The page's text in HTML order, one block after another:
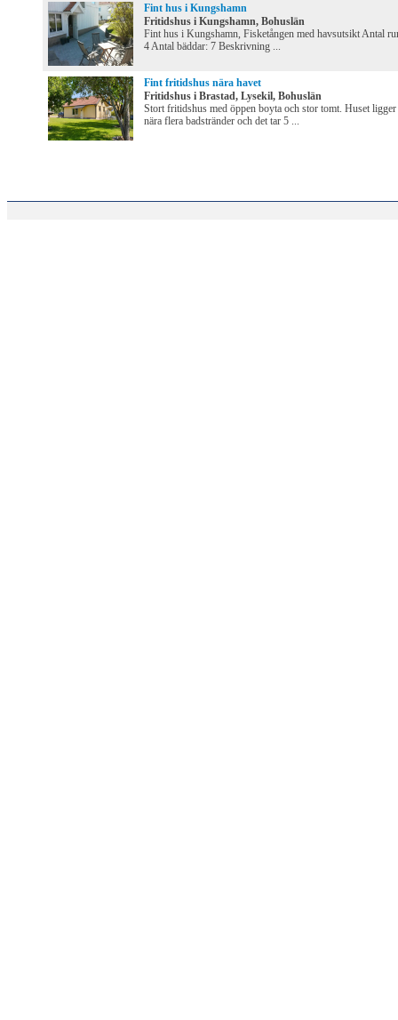
Fint hus i Kungshamn
Fritidshus i Kungshamn, Bohuslän
Fint hus i Kungshamn, Fisketången med havsutsikt Antal
4 Antal bäddar: 7 Beskrivning ...
Fint fritidshus nära havet
Fritidshus i Brastad, Lysekil, Bohuslän
Stort fritidshus med öppen boyta och stor tomt. Huset ligger
nära flera badstränder och det tar 5 ...